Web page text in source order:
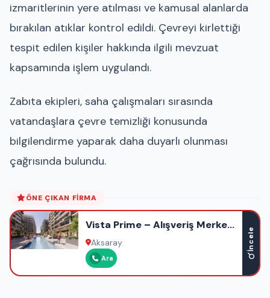
izmaritlerinin yere atılması ve kamusal alanlarda
bırakılan atıklar kontrol edildi. Çevreyi kirlettiği
tespit edilen kişiler hakkında ilgili mevzuat
kapsamında işlem uygulandı.
Zabıta ekipleri, saha çalışmaları sırasında
vatandaşlara çevre temizliği konusunda
bilgilendirme yaparak daha duyarlı olunması
çağrısında bulundu.
ÖNE ÇIKAN FIRMA
Vista Prime – Alışveriş Merkezi
– Ofis – Otel – Rezidans
Aksaray
Ara
İncele